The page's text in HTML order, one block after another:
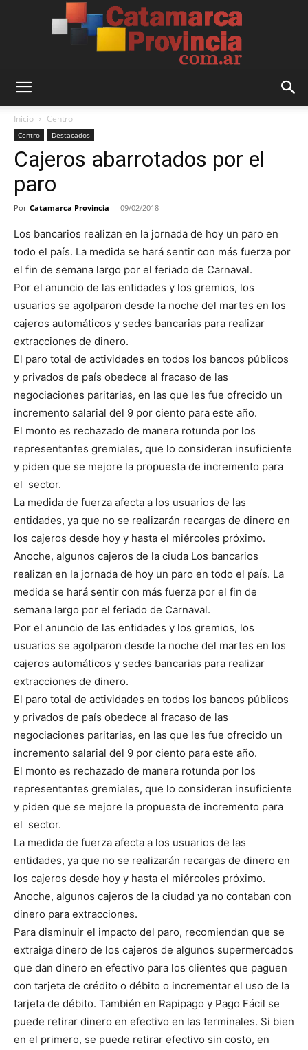
Provincia
Inicio Centro
Centro Destacados
Cajeros abarrotados por el
paro
Por Catamarca Provincia - 09/02/2018
Los bancarios realizan en la jornada de hoy un paro en
todo el país. La medida se hará sentir con más fuerza por
el fin de semana largo por el feriado de Carnaval.
Por el anuncio de las entidades y los gremios, los
usuarios se agolparon desde la noche del martes en los
cajeros automáticos y sedes bancarias para realizar
extracciones de dinero.
El paro total de actividades en todos los bancos públicos
y privados de país obedece al fracaso de las
negociaciones paritarias, en las que les fue ofrecido un
incremento salarial del 9 por ciento para este año.
El monto es rechazado de manera rotunda por los
representantes gremiales, que lo consideran insuficiente
y piden que se mejore la propuesta de incremento para
el sector.
La medida de fuerza afecta a los usuarios de las
entidades, ya que no se realizarán recargas de dinero en
los cajeros desde hoy y hasta el miércoles próximo.
Anoche, algunos cajeros de la ciuda Los bancarios
realizan en la jornada de hoy un paro en todo el país. La
medida se hará sentir con más fuerza por el fin de
semana largo por el feriado de Carnaval.
Por el anuncio de las entidades y los gremios, los
usuarios se agolparon desde la noche del martes en los
cajeros automáticos y sedes bancarias para realizar
extracciones de dinero.
El paro total de actividades en todos los bancos públicos
y privados de país obedece al fracaso de las
negociaciones paritarias, en las que les fue ofrecido un
incremento salarial del 9 por ciento para este año.
El monto es rechazado de manera rotunda por los
representantes gremiales, que lo consideran insuficiente
y piden que se mejore la propuesta de incremento para
el sector.
La medida de fuerza afecta a los usuarios de las
entidades, ya que no se realizarán recargas de dinero en
los cajeros desde hoy y hasta el miércoles próximo.
Anoche, algunos cajeros de la ciudad ya no contaban con
dinero para extracciones.
Para disminuir el impacto del paro, recomiendan que se
extraiga dinero de los cajeros de algunos supermercados
que dan dinero en efectivo para los clientes que paguen
con tarjeta de crédito o débito o incrementar el uso de la
tarjeta de débito. También en Rapipago y Pago Fácil se
puede retirar dinero en efectivo en las terminales. Si bien
en el primero, se puede retirar efectivo sin costo, en